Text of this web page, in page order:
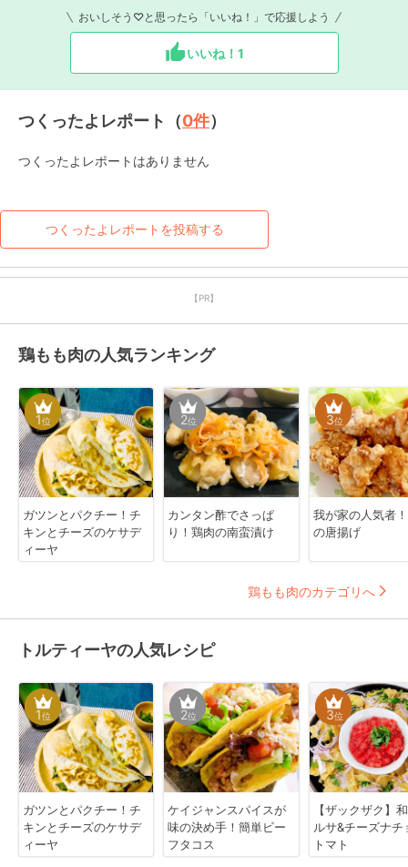
おいしそう♡と思ったら「いいね！」で応援しよう
いいね！ 1
つくったよレポート（0件）
つくったよレポートはありません
つくったよレポートを投稿する
【PR】
鶏もも肉の人気ランキング
1位
ガツンとパクチー！チ
キンとチーズのケサデ
ィーヤ
2位
カンタン酢でさっぱ
り！鶏肉の南蛮漬け
3位
我が家の人気者
の唐揚げ
鶏もも肉のカテゴリへ
トルティーヤの人気レシピ
1位
ガツンとパクチー！チ
キンとチーズのケサデ
ィーヤ
2位
ケイジャンスパイスが
味の決め手！簡単ビー
フタコス
3位
【ザックザク】
ルサ&チーズナチ
トマト